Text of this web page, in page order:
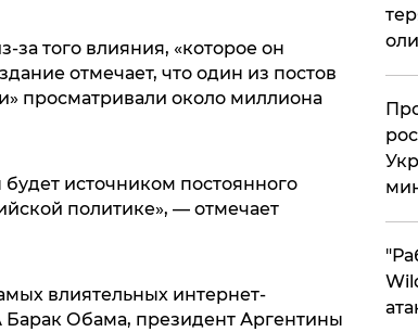
за того влияния, «которое он
отмечает, что один из постов
просматривали около миллиона
будет источником постоянного
политике», — отмечает
влиятельных интернет-
Обама, президент Аргентины